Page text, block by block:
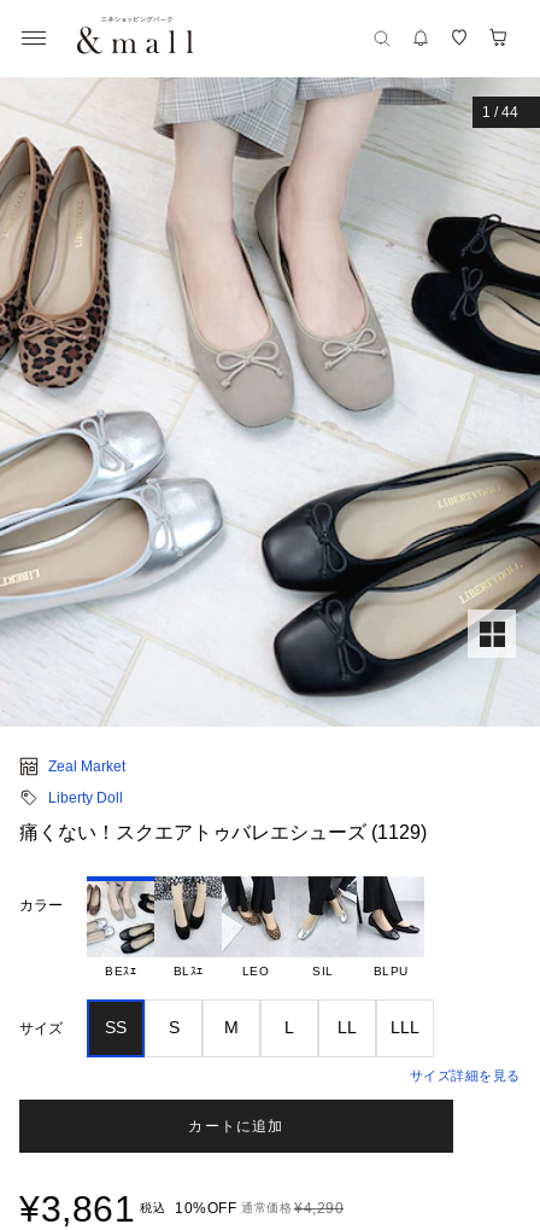
1 /44
Zeal Market
Liberty Doll
痛くない！スクエアトゥバレエシューズ (1129)
カラー
BEｽｴ BLｽｴ LEO SIL BLPU
サイズ SS S M L LL LLL
サイズ詳細を見る
カートに追加
¥3,861 税込 10%OFF 通常価格¥4,290